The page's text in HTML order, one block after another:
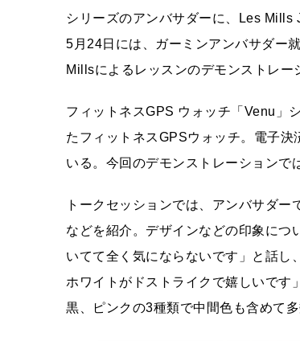
シリーズのアンバサダーに、Les Mills
5月24日には、ガーミンアンバサダー
Millsによるレッスンのデモンストレー
フィットネスGPS ウォッチ「Venu」
たフィットネスGPSウォッチ。電子
いる。今回のデモンストレーションで
トークセッションでは、アンバサダ
などを紹介。デザインなどの印象につ
いてて全く気にならないです」と話し
ホワイトがドストライクで嬉しいです
黒、ピンクの3種類で中間色も含めて